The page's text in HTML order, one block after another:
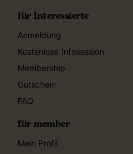
für Interessierte
Anmeldung
Kostenlose Infosession
Membership
Gutschein
FAQ
für member
Mein Profil